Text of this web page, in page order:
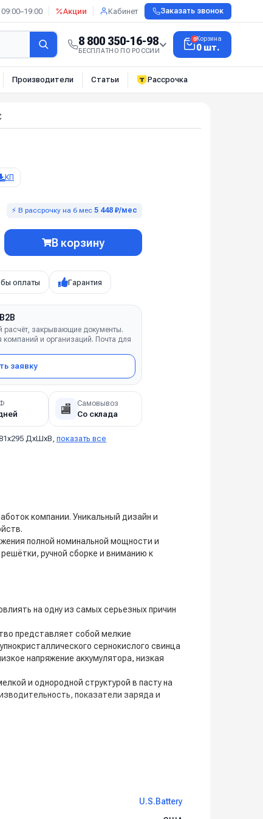
Акции Кабинет Заказать звонок
8 800 350-16-98
БЕСПЛАТНО ПО РОССИИ
0Корзина
0 шт.
Производители Статьи Рассрочка
КП
⚡ В рассрочку на 6 мес5 448 ₽/мес
В корзину
оплаты Гарантия
расчёт, закрывающие документы.
и организаций. Почта для
заявку
🏬 Самовывоз
Со склада
ДхШхВ, показать все
компании. Уникальный дизайн и
полной номинальной мощности и
ручной сборке и вниманию к
на одну из самых серьезных причин
представляет собой мелкие
сернокислого свинца
напряжение аккумулятора, низкая
и однородной структурой в пасту на
показатели заряда и
U.S.Battery